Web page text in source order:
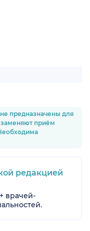
предназначены для
заменяют приём
редакцией
врачей-